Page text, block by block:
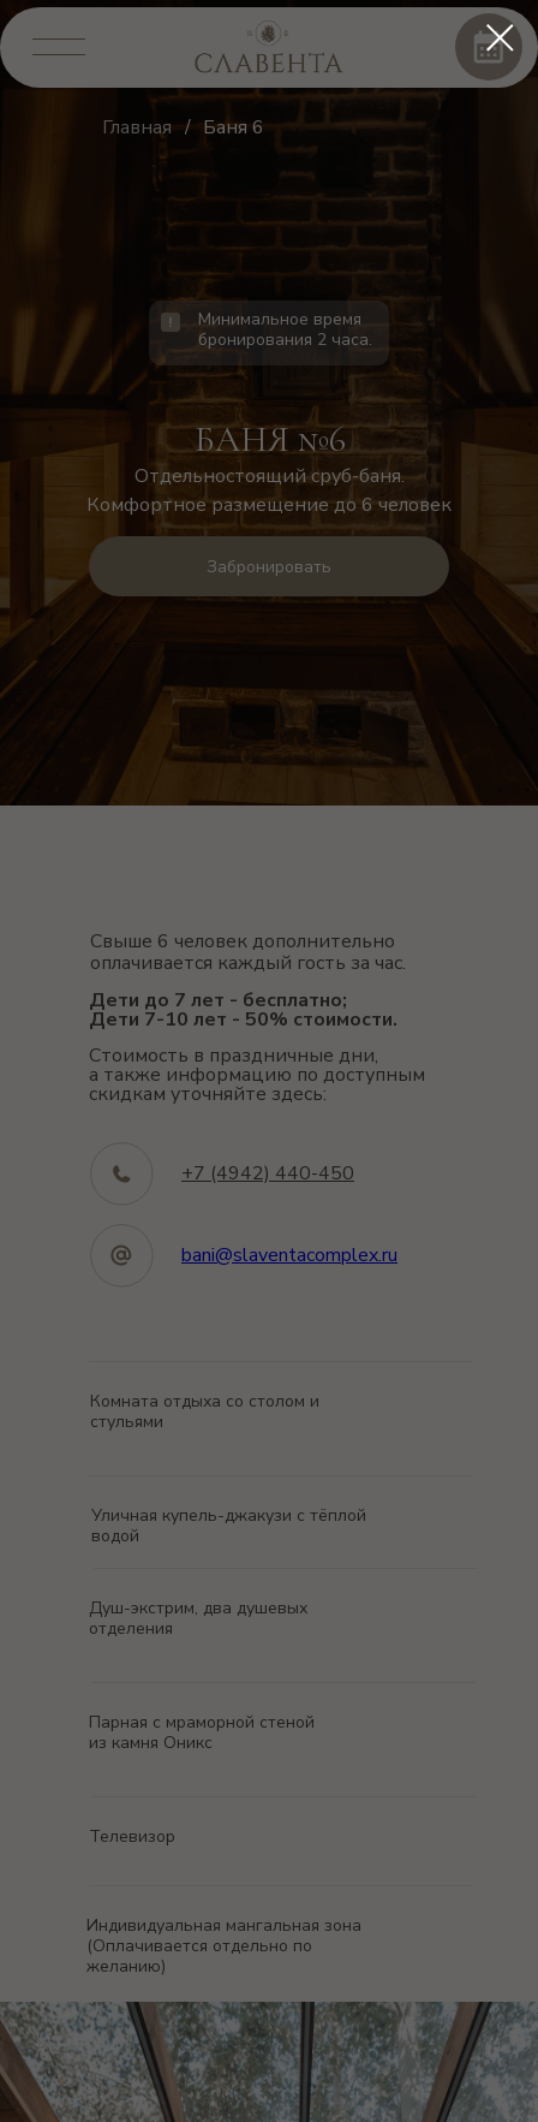
БАНЯ №6
Отдельностоящий сруб-баня.
Комфортное размещение до 6 человек
1500 ₽/час
(до 6 человек)
Минимальное время
бронирования 2 часа.
Забронировать
Главная / Баня 6
Комната отдыха со столом и
стульями
+7 (4942) 440-450
bani@slaventacomplex.ru
Свыше 6 человек дополнительно
оплачивается каждый гость за час.
Дети до 7 лет - бесплатно;
Дети 7-10 лет - 50% стоимости.
Стоимость в праздничные дни,
а также информацию по доступным
скидкам уточняйте здесь:
Уличная купель-джакузи с тёплой
водой
Душ-экстрим, два душевых
отделения
Парная с мраморной стеной
из камня Оникс
Телевизор
Индивидуальная мангальная зона
(Оплачивается отдельно по
желанию)